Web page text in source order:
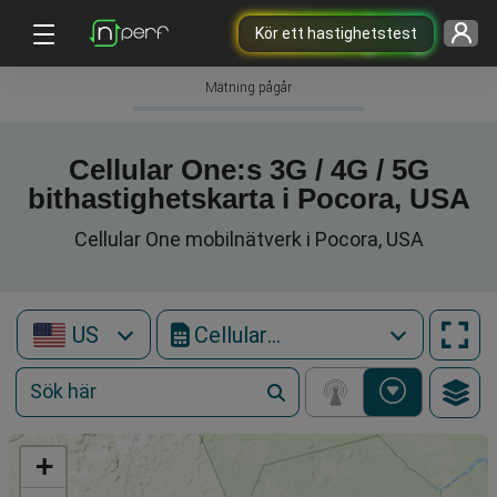
Kör ett hastighetstest
Mätning pågår
Cellular One:s 3G / 4G / 5G
bithastighetskarta i Pocora, USA
Cellular One mobilnätverk i Pocora, USA
US Cellular One
+